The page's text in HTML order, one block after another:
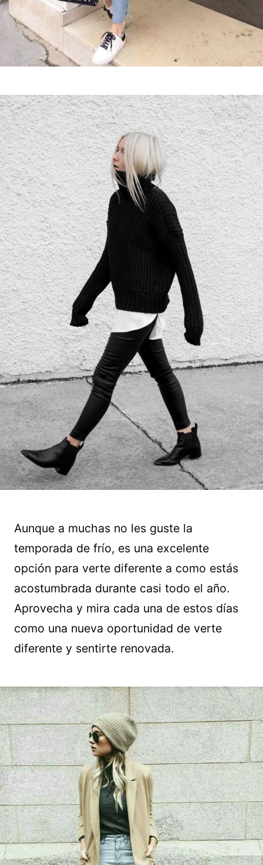
Aunque a muchas no les guste la
temporada de frío, es una excelente
opción para verte diferente a como estás
acostumbrada durante casi todo el año.
Aprovecha y mira cada una de estos días
como una nueva oportunidad de verte
diferente y sentirte renovada.